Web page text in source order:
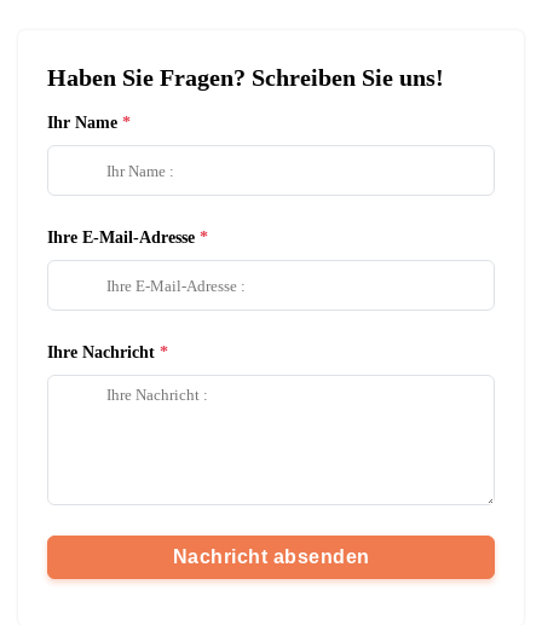
Haben Sie Fragen? Schreiben Sie uns!
Ihr Name
Ihre E-Mail-Adresse
Ihre Nachricht
Nachricht absenden